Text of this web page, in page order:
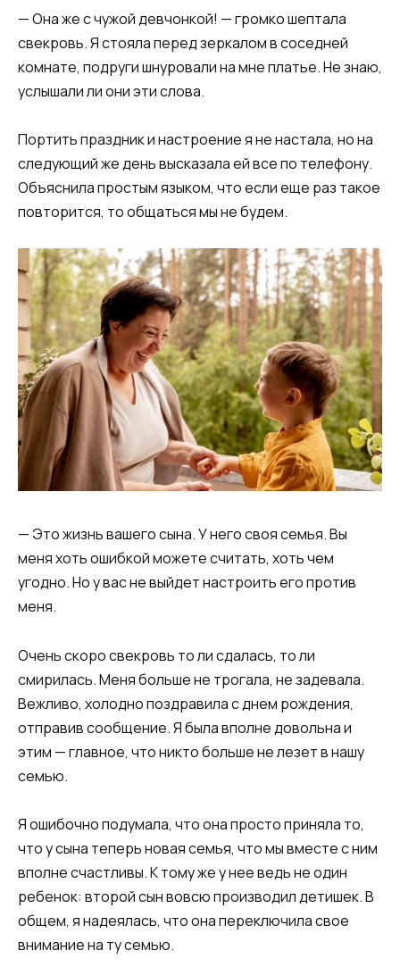
— Она же с чужой девчонкой! — громко шептала
свекровь. Я стояла перед зеркалом в соседней
комнате, подруги шнуровали на мне платье. Не знаю,
услышали ли они эти слова.
Портить праздник и настроение я не настала, но на
следующий же день высказала ей все по телефону.
Объяснила простым языком, что если еще раз такое
повторится, то общаться мы не будем.
— Это жизнь вашего сына. У него своя семья. Вы
меня хоть ошибкой можете считать, хоть чем
угодно. Но у вас не выйдет настроить его против
меня.
Очень скоро свекровь то ли сдалась, то ли
смирилась. Меня больше не трогала, не задевала.
Вежливо, холодно поздравила с днем рождения,
отправив сообщение. Я была вполне довольна и
этим — главное, что никто больше не лезет в нашу
семью.
Я ошибочно подумала, что она просто приняла то,
что у сына теперь новая семья, что мы вместе с ним
вполне счастливы. К тому же у нее ведь не один
ребенок: второй сын вовсю производил детишек. В
общем, я надеялась, что она переключила свое
внимание на ту семью.